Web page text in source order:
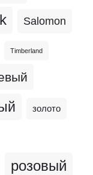
Salomon
Timberland
золото
розовый